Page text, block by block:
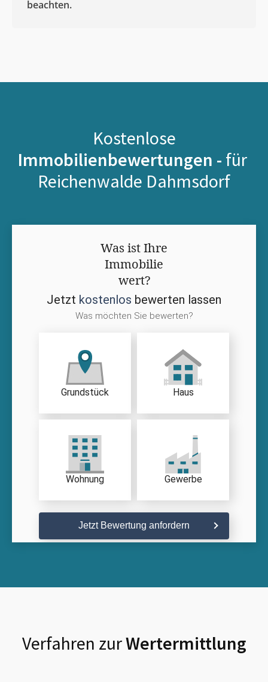
beachten.
Kostenlose
Immobilienbewertungen - für
Reichenwalde Dahmsdorf
Was ist Ihre
Immobilie
wert?
Jetzt kostenlos bewerten lassen
Was möchten Sie bewerten?
Grundstück Haus
Wohnung Gewerbe
Jetzt Bewertung anfordern
Verfahren zurWertermittlung